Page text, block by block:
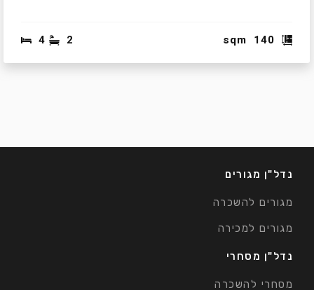
sqm 140
4 2
נדל"ן מגורים
מגורים להשכרה
מגורים למכירה
נדל"ן מסחרי
מסחרי להשכרה